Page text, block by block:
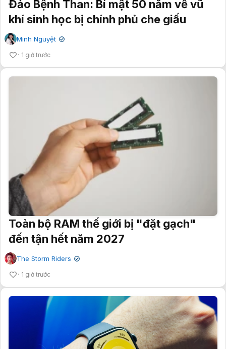
Đảo Bệnh Than: Bí mật 50 năm về vũ
khí sinh học bị chính phủ che giấu
Minh Nguyệt ✔
1 giờ trước
Toàn bộ RAM thế giới bị "đặt gạch"
đến tận hết năm 2027
The Storm Riders ✔
1 giờ trước